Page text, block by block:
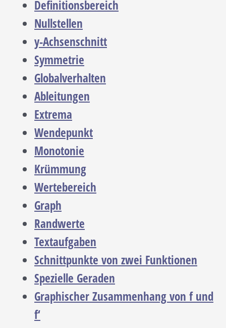
Definitionsbereich
Nullstellen
y-Achsenschnitt
Symmetrie
Globalverhalten
Ableitungen
Extrema
Wendepunkt
Monotonie
Krümmung
Wertebereich
Graph
Randwerte
Textaufgaben
Schnittpunkte von zwei Funktionen
Spezielle Geraden
Graphischer Zusammenhang von f und
f‘